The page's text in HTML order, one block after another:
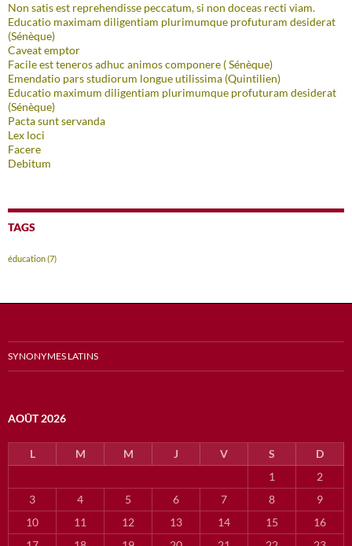
Non satis est reprehendisse peccatum, si non doceas recti viam.
Educatio maximam diligentiam plurimumque profuturam desiderat
(Sénèque)
Caveat emptor
Facile est teneros adhuc animos componere ( Sénèque)
Emendatio pars studiorum longue utilissima (Quintilien)
Educatio maximum diligentiam plurimumque profuturam desiderat
(Sénèque)
Pacta sunt servanda
Lex loci
Facere
Debitum
TAGS
éducation(7)
SYNONYMES LATINS
AOÛT 2026
L M M J V S
D
1
2
3
4 5 6 7 8
9
10
11 12 13 14 15
16